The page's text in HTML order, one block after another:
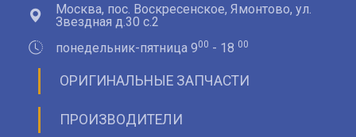
Москва, пос. Воскресенское, Ямонтово, ул.
Звездная д.30 с.2
понедельник-пятница 900 - 18 00
ОРИГИНАЛЬНЫЕ ЗАПЧАСТИ
ПРОИЗВОДИТЕЛИ